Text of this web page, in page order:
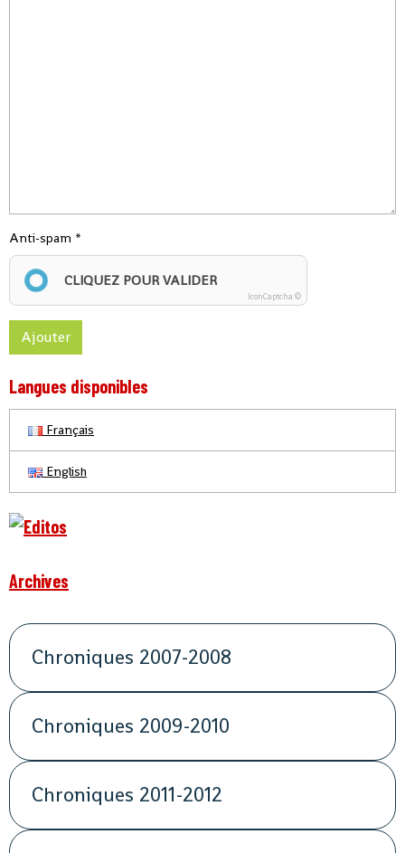
Anti-spam
CLIQUEZ POUR VALIDER
IconCaptcha ©
Ajouter
Langues disponibles
Français
English
Archives
Chroniques 2007-2008
Chroniques 2009-2010
Chroniques 2011-2012